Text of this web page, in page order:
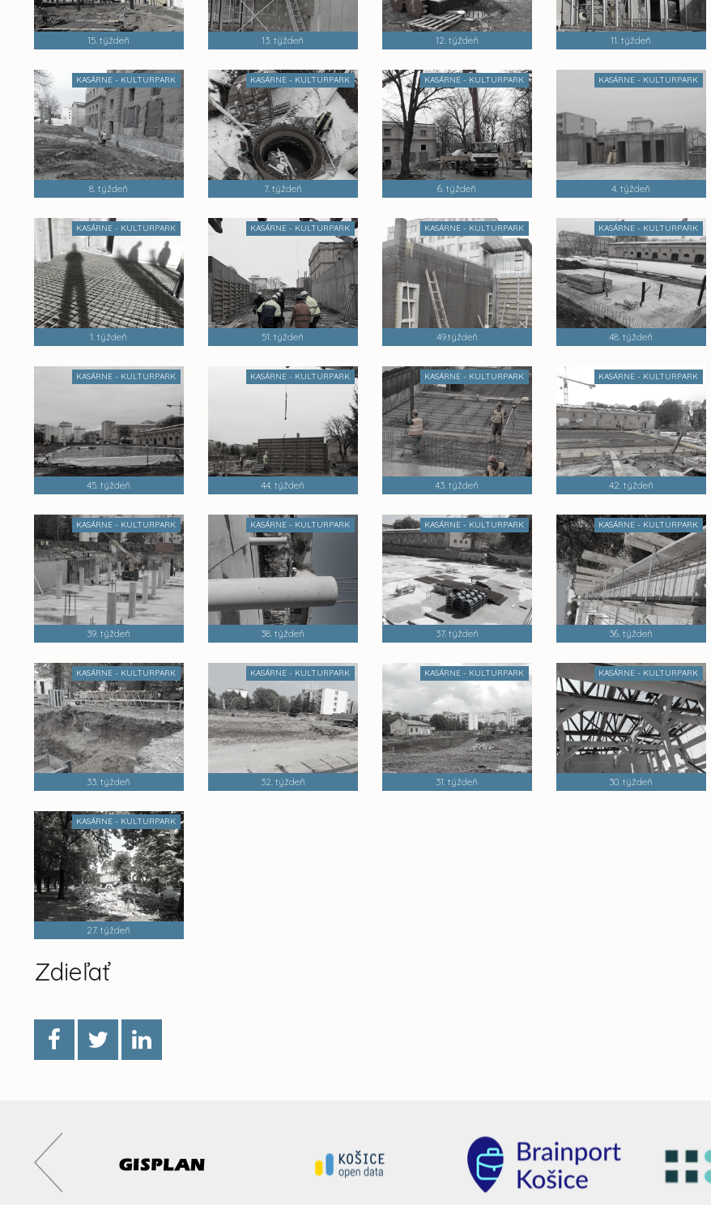
15. týždeň 13. týždeň 12. týždeň 11. týždeň
KASÁRNE - KULTURPARK
8. týždeň
KASÁRNE - KULTURPARK
7. týždeň
KASÁRNE - KULTURPARK
6. týždeň
KASÁRNE - KULTURPARK
4. týždeň
KASÁRNE - KULTURPARK
1. týždeň
KASÁRNE - KULTURPARK
51. týždeň
KASÁRNE - KULTURPARK
49.týždeň
KASÁRNE - KULTURPARK
48. týždeň
KASÁRNE - KULTURPARK
45. týždeň
KASÁRNE - KULTURPARK
44. týždeň
KASÁRNE - KULTURPARK
43. týždeň
KASÁRNE - KULTURPARK
42. týždeň
KASÁRNE - KULTURPARK
39. týždeň
KASÁRNE - KULTURPARK
38. týždeň
KASÁRNE - KULTURPARK
37. týždeň
KASÁRNE - KULTURPARK
36. týždeň
KASÁRNE - KULTURPARK
33. týždeň
KASÁRNE - KULTURPARK
32. týždeň
KASÁRNE - KULTURPARK
31. týždeň
KASÁRNE - KULTURPARK
30. týždeň
KASÁRNE - KULTURPARK
27. týždeň
Zdieľať